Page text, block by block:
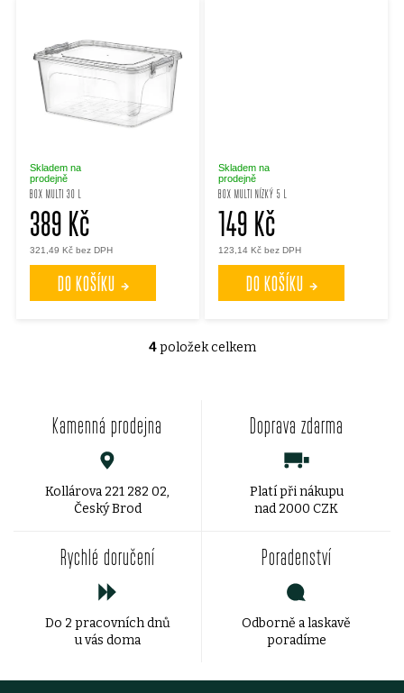
u
k
ů
BOX MULTI 30 L
Skladem na
prodejně
321,49 Kč bez DPH
389 Kč
DO KOŠÍKU
BOX MULTI NÍZKÝ 5 L
Skladem na
prodejně
123,14 Kč bez DPH
149 Kč
DO KOŠÍKU
O
r
4položek celkem
Kamenná prodejna
Kollárova 221 282 02,
Český Brod
Doprava zdarma
Platí při nákupu
nad 2000 CZK
Rychlé doručení
Do 2 pracovních dnů
u vás doma
Poradenství
Odborně a laskavě
poradíme